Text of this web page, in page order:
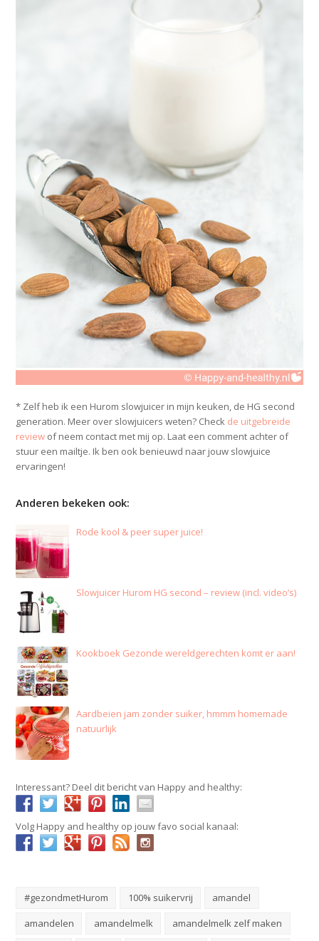
* Zelf heb ik een Hurom slowjuicer in mijn keuken, de HG second
generation. Meer over slowjuicers weten? Check de uitgebreide
review of neem contact met mij op. Laat een comment achter of
stuur een mailtje. Ik ben ook benieuwd naar jouw slowjuice
ervaringen!
Anderen bekeken ook:
Rode kool & peer super juice!
Slowjuicer Hurom HG second – review (incl. video’s)
Kookboek Gezonde wereldgerechten komt er aan!
Aardbeien jam zonder suiker, hmmm homemade
natuurlijk
Interessant? Deel dit bericht van Happy and healthy:
Volg Happy and healthy op jouw favo social kanaal:
#gezondmetHurom 100% suikervrij
amandel
amandelen
amandelmelk
amandelmelk zelf maken